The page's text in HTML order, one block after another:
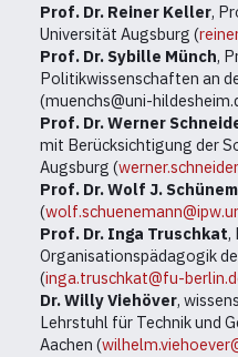
Prof. Dr. Reiner Keller,
Universität Augsburg (
Prof. Dr. Sybille Münch,
Politikwissenschaften an
(muenchs@uni-
Prof. Dr. Werner
mit Berücksichtigung der
Augsburg (
Prof. Dr. Wolf J.
(
Prof. Dr. Inga Truschkat,
Organisationspädagogik
(inga.truschkat@fu-
Dr. Willy Viehöver,
Lehrstuhl für Technik und
Aachen (